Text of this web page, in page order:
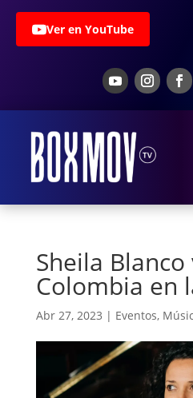
Ver en YouTube
Sheila
Colombia en
Abr 27, 2023 | Eventos,